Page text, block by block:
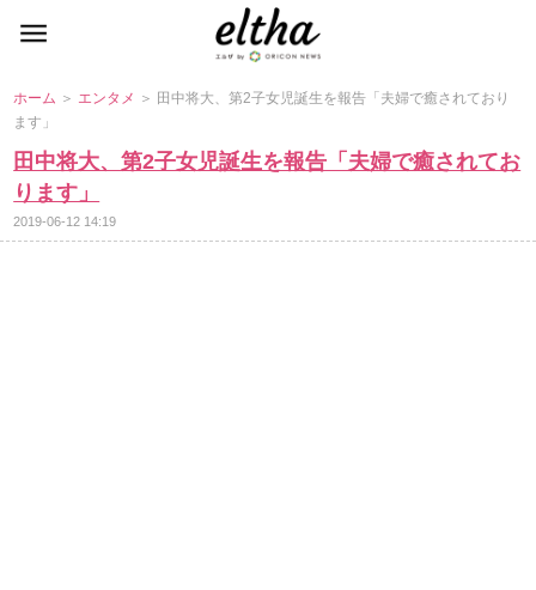
ホーム ＞ エンタメ ＞ 田中将大、第2子女児誕生を報告「夫婦で癒されており
ます」
田中将大、第2子女児誕生を報告「夫婦で癒されてお
ります」
2019-06-12 14:19